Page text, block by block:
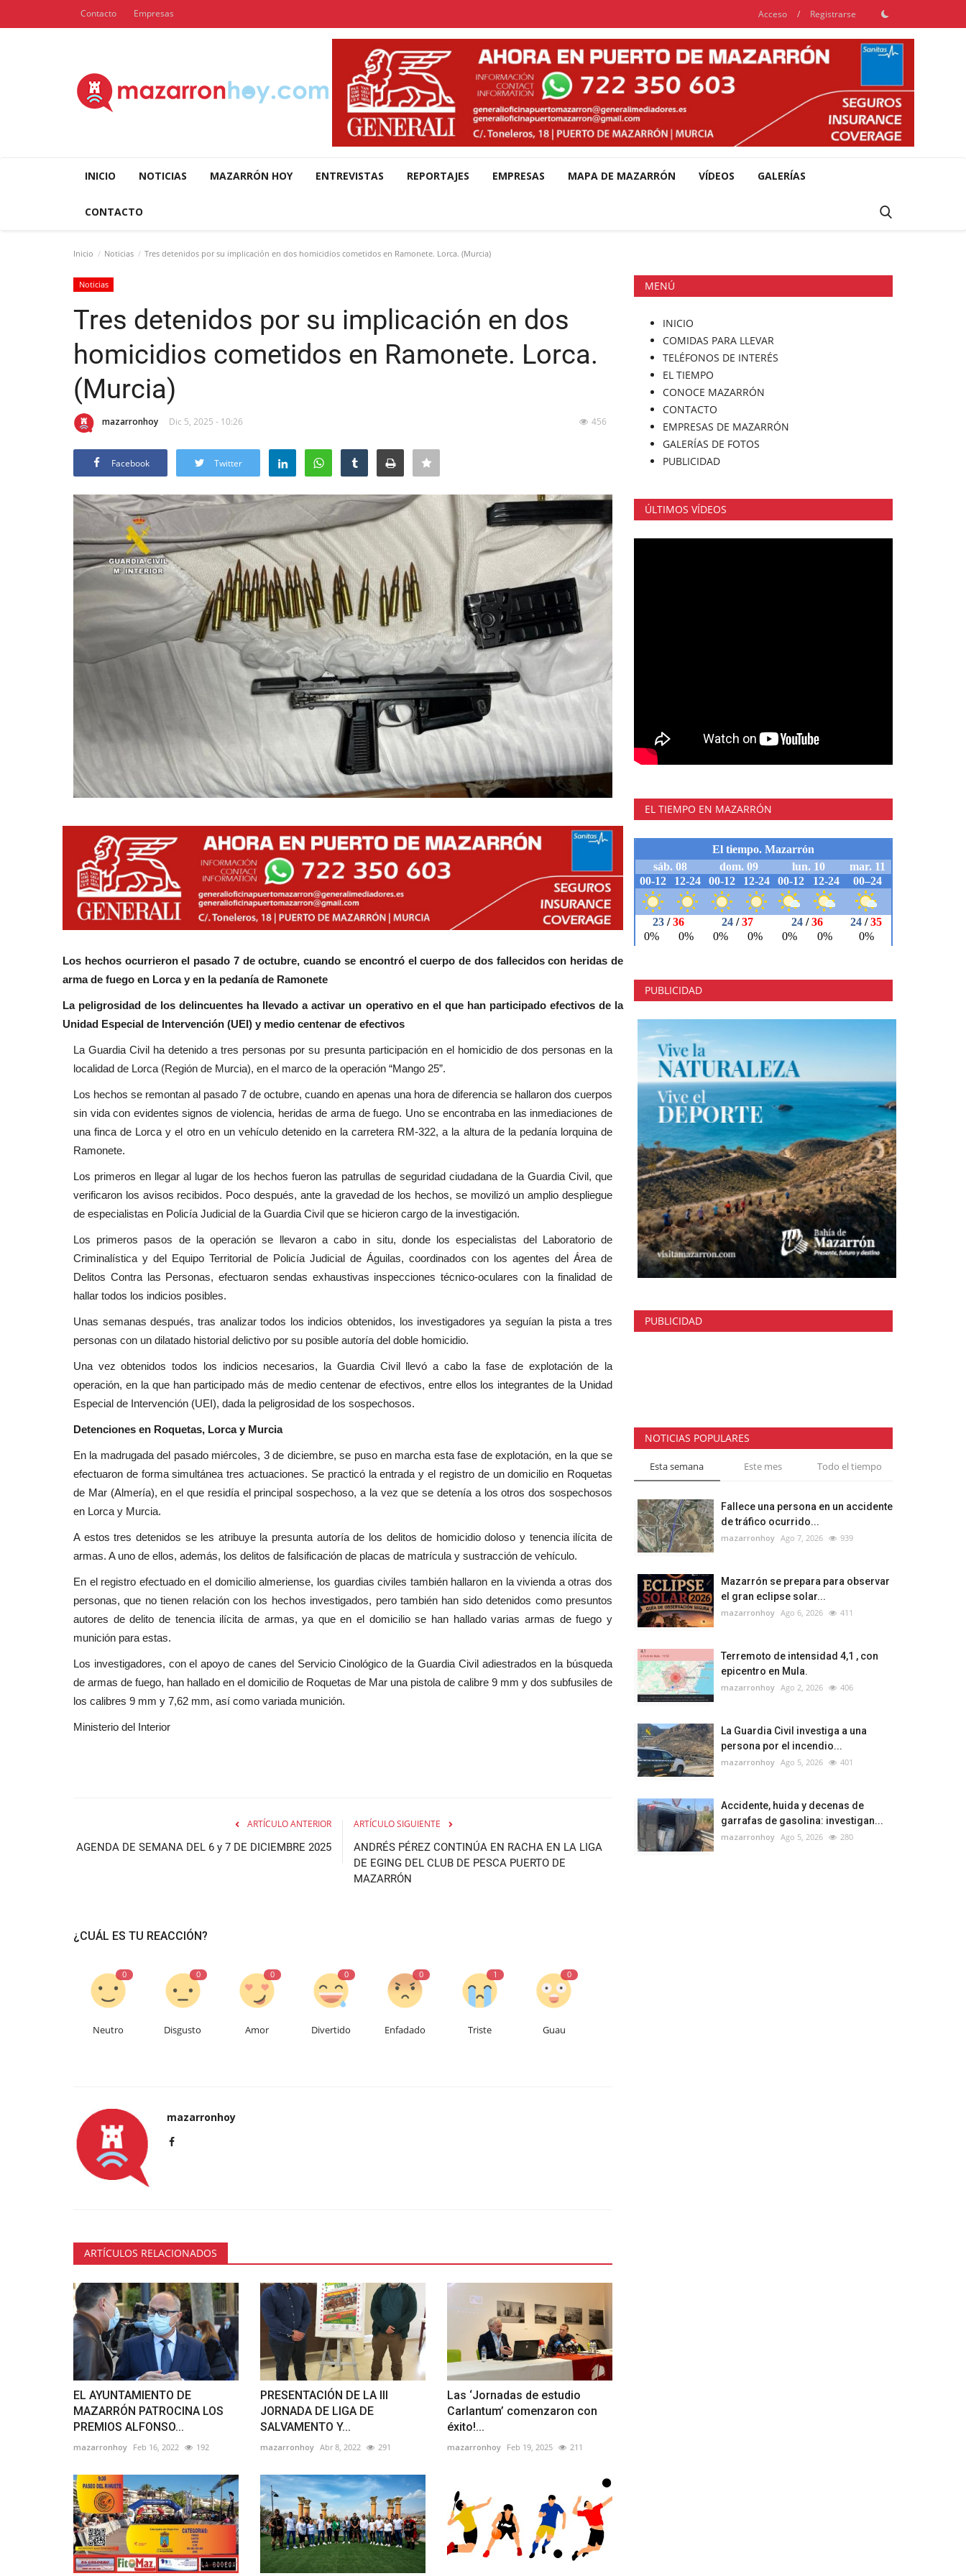
Contacto Empresas Acceso / Registrarse
INICIO NOTICIAS MAZARRÓN HOY ENTREVISTAS REPORTAJES EMPRESAS MAPA DE MAZARRÓN VÍDEOS GALERÍAS
CONTACTO
Inicio Noticias Tres detenidos por su implicación en dos homicidios cometidos en Ramonete. Lorca. (Murcia)
Noticias
Tres detenidos por su implicación en dos
homicidios cometidos en Ramonete. Lorca.
(Murcia)
mazarronhoy Dic 5, 2025 - 10:26 456
Facebook Twitter
Los hechos ocurrieron el pasado 7 de octubre, cuando se encontró el cuerpo de dos fallecidos con heridas de
arma de fuego en Lorca y en la pedanía de Ramonete
La peligrosidad de los delincuentes ha llevado a activar un operativo en el que han participado efectivos de la
Unidad Especial de Intervención (UEI) y medio centenar de efectivos
La Guardia Civil ha detenido a tres personas por su presunta participación en el homicidio de dos personas en la
localidad de Lorca (Región de Murcia), en el marco de la operación “Mango 25”.
Los hechos se remontan al pasado 7 de octubre, cuando en apenas una hora de diferencia se hallaron dos cuerpos
sin vida con evidentes signos de violencia, heridas de arma de fuego. Uno se encontraba en las inmediaciones de
una finca de Lorca y el otro en un vehículo detenido en la carretera RM-322, a la altura de la pedanía lorquina de
Ramonete.
Los primeros en llegar al lugar de los hechos fueron las patrullas de seguridad ciudadana de la Guardia Civil, que
verificaron los avisos recibidos. Poco después, ante la gravedad de los hechos, se movilizó un amplio despliegue
de especialistas en Policía Judicial de la Guardia Civil que se hicieron cargo de la investigación.
Los primeros pasos de la operación se llevaron a cabo in situ, donde los especialistas del Laboratorio de
Criminalística y del Equipo Territorial de Policía Judicial de Águilas, coordinados con los agentes del Área de
Delitos Contra las Personas, efectuaron sendas exhaustivas inspecciones técnico-oculares con la finalidad de
hallar todos los indicios posibles.
Unas semanas después, tras analizar todos los indicios obtenidos, los investigadores ya seguían la pista a tres
personas con un dilatado historial delictivo por su posible autoría del doble homicidio.
Una vez obtenidos todos los indicios necesarios, la Guardia Civil llevó a cabo la fase de explotación de la
operación, en la que han participado más de medio centenar de efectivos, entre ellos los integrantes de la Unidad
Especial de Intervención (UEI), dada la peligrosidad de los sospechosos.
Detenciones en Roquetas, Lorca y Murcia
En la madrugada del pasado miércoles, 3 de diciembre, se puso en marcha esta fase de explotación, en la que se
efectuaron de forma simultánea tres actuaciones. Se practicó la entrada y el registro de un domicilio en Roquetas
de Mar (Almería), en el que residía el principal sospechoso, a la vez que se detenía a los otros dos sospechosos
en Lorca y Murcia.
A estos tres detenidos se les atribuye la presunta autoría de los delitos de homicidio doloso y tenencia ilícita de
armas. A uno de ellos, además, los delitos de falsificación de placas de matrícula y sustracción de vehículo.
En el registro efectuado en el domicilio almeriense, los guardias civiles también hallaron en la vivienda a otras dos
personas, que no tienen relación con los hechos investigados, pero también han sido detenidos como presuntos
autores de delito de tenencia ilícita de armas, ya que en el domicilio se han hallado varias armas de fuego y
munición para estas.
Los investigadores, con el apoyo de canes del Servicio Cinológico de la Guardia Civil adiestrados en la búsqueda
de armas de fuego, han hallado en el domicilio de Roquetas de Mar una pistola de calibre 9 mm y dos subfusiles de
los calibres 9 mm y 7,62 mm, así como variada munición.
Ministerio del Interior
ARTÍCULO ANTERIOR
AGENDA DE SEMANA DEL 6 y 7 DE DICIEMBRE 2025
ARTÍCULO SIGUIENTE
ANDRÉS PÉREZ CONTINÚA EN RACHA EN LA LIGA
DE EGING DEL CLUB DE PESCA PUERTO DE
MAZARRÓN
¿CUÁL ES TU REACCIÓN?
0
Neutro
0
Disgusto
0
Amor
0
Divertido
0
Enfadado
1
Triste
0
Guau
mazarronhoy
ARTÍCULOS RELACIONADOS
EL AYUNTAMIENTO DE
MAZARRÓN PATROCINA LOS
PREMIOS ALFONSO...
mazarronhoy Feb 16, 2022 192
PRESENTACIÓN DE LA III
JORNADA DE LIGA DE
SALVAMENTO Y...
mazarronhoy Abr 8, 2022 291
Las ‘Jornadas de estudio
Carlantum’ comenzaron con
éxito!...
mazarronhoy Feb 19, 2025 211
MENÚ
INICIO
COMIDAS PARA LLEVAR
TELÉFONOS DE INTERÉS
EL TIEMPO
CONOCE MAZARRÓN
CONTACTO
EMPRESAS DE MAZARRÓN
GALERÍAS DE FOTOS
PUBLICIDAD
ÚLTIMOS VÍDEOS
EL TIEMPO EN MAZARRÓN
PUBLICIDAD
PUBLICIDAD
NOTICIAS POPULARES
Esta semana Este mes Todo el tiempo
Fallece una persona en un accidente
de tráfico ocurrido...
mazarronhoy Ago 7, 2026 939
Mazarrón se prepara para observar
el gran eclipse solar...
mazarronhoy Ago 6, 2026 411
Terremoto de intensidad 4,1 , con
epicentro en Mula.
mazarronhoy Ago 2, 2026 406
La Guardia Civil investiga a una
persona por el incendio...
mazarronhoy Ago 5, 2026 401
Accidente, huida y decenas de
garrafas de gasolina: investigan...
mazarronhoy Ago 5, 2026 280